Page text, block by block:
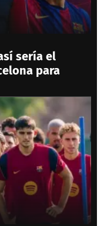
sería el
para